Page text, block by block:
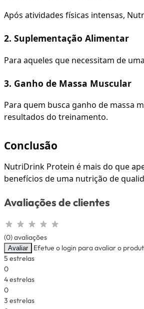
Após atividades físicas intensas,
2. Suplementação Alimentar
Para aqueles que necessitam de
3. Ganho de Massa Muscular
Para quem busca ganho de massa
resultados do treinamento.
Conclusão
NutriDrink Protein é mais do que
benefícios de uma nutrição de
Avaliações de clientes
(0) avaliações
Avaliar
Efetue o login para avaliar o
5 estrelas
0
4 estrelas
0
3 estrelas